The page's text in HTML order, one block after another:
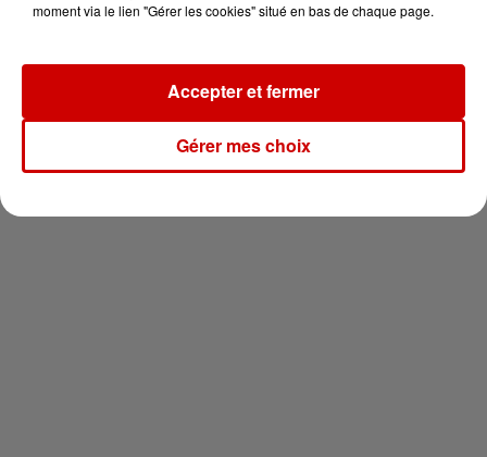
Newsletter
moment via le lien "Gérer les cookies" situé en bas de chaque page.
Gérer mes choix
Accepter et fermer